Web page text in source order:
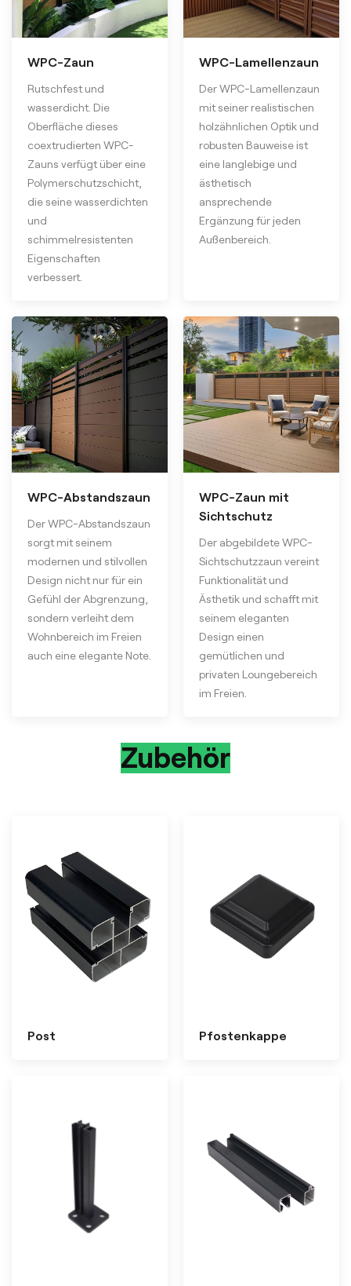
WPC-Zaun
Rutschfest und
wasserdicht. Die
Oberfläche dieses
coextrudierten WPC-
Zauns verfügt über eine
Polymerschutzschicht,
die seine wasserdichten
und
schimmelresistenten
Eigenschaften
verbessert.
WPC-Lamellenzaun
Der WPC-Lamellenzaun
mit seiner realistischen
holzähnlichen Optik und
robusten Bauweise ist
eine langlebige und
ästhetisch
ansprechende
Ergänzung für jeden
Außenbereich.
WPC-Abstandszaun
Der WPC-Abstandszaun
sorgt mit seinem
modernen und stilvollen
Design nicht nur für ein
Gefühl der Abgrenzung,
sondern verleiht dem
Wohnbereich im Freien
auch eine elegante Note.
WPC-Zaun mit
Sichtschutz
Der abgebildete WPC-
Sichtschutzzaun vereint
Funktionalität und
Ästhetik und schafft mit
seinem eleganten
Design einen
gemütlichen und
privaten Loungebereich
im Freien.
Zubehör
Post Pfostenkappe